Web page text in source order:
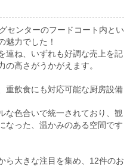
センターのフードコート内とい
魅力でした！
連ね、いずれも好調な売上を記
高さがうかがえます。
重飲食にも対応可能な厨房設備
な色合いで統一されており、観
なった、温かみのある空間です
ら大きな注目を集め、12件のお